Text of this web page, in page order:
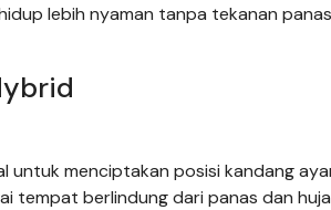
lebih nyaman tanpa tekanan panas
untuk menciptakan posisi kandang
tempat berlindung dari panas dan